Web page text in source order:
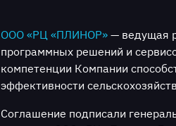
ООО «РЦ «ПЛИНОР» — ведущая
программных решений и
компетенции Компании
эффективности
Соглашение подписали